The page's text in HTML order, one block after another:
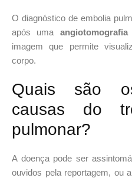
O diagnóstico de embolia
após uma
imagem que permite
corpo.
Quais são
causas do
pulmonar?
A doença pode ser
ouvidos pela reportagem, ou